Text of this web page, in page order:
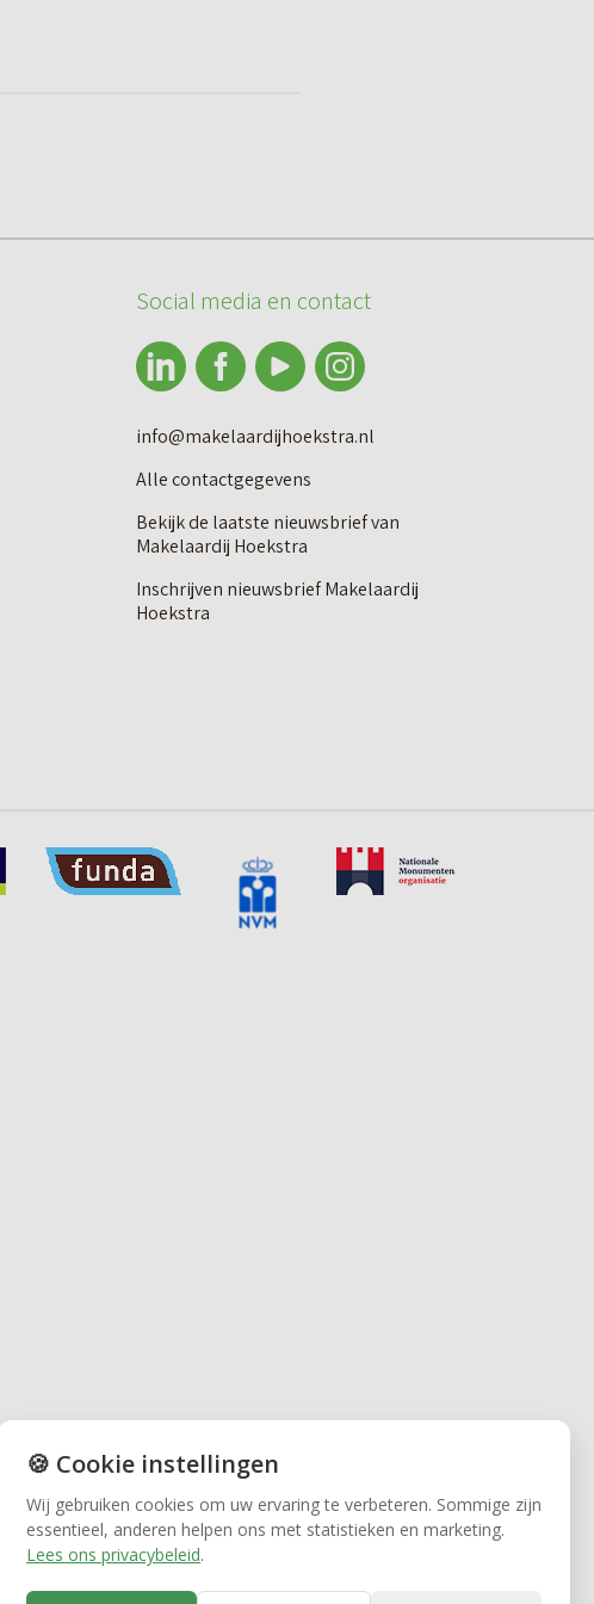
Social media en contact
info@makelaardijhoekstra.nl
Alle contactgegevens
Bekijk de laatste nieuwsbrief van
Makelaardij Hoekstra
Inschrijven nieuwsbrief Makelaardij
Hoekstra
🍪 Cookie instellingen
Wij gebruiken cookies om uw ervaring te verbeteren. Sommige zijn
essentieel, anderen helpen ons met statistieken en marketing.
Lees ons privacybeleid.